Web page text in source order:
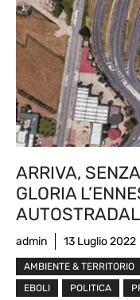
ARRIVA,
GLORIA
admin 13 Luglio 2022
AMBIENTE & TERRITORIO
EBOLI
POLITICA